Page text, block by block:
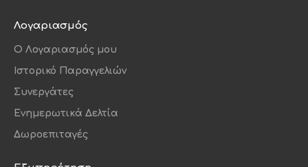
Λογαριασμός
O Λογαριασμός μου
Ιστορικό Παραγγελιών
Συνεργάτες
Ενημερωτικά Δελτία
Δωροεπιταγές